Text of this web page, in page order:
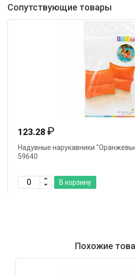
Сопутствующие товары
123.28₽
Надувные нарукавники
59640
В корзину
Похожие